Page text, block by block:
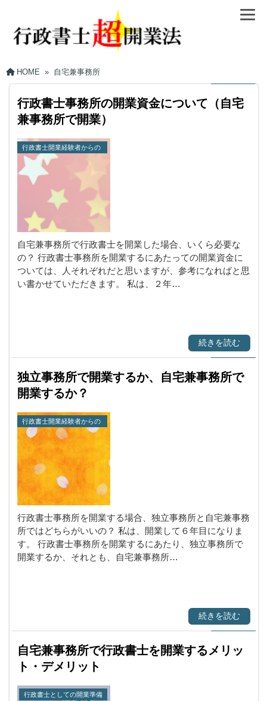
HOME » 自宅兼事務所
行政書士事務所の開業資金について（自宅
兼事務所で開業）
行政書士開業経験者からの
一言
自宅兼事務所で行政書士を開業した場合、いくら必要な
の？ 行政書士事務所を開業するにあたっての開業資金に
ついては、人それぞれだと思いますが、参考になればと思
い書かせていただきます。 私は、２年…
続きを読む
独立事務所で開業するか、自宅兼事務所で
開業するか？
行政書士開業経験者からの
一言
行政書士事務所を開業する場合、独立事務所と自宅兼事務
所ではどちらがいいの？ 私は、開業して６年目になりま
す。 行政書士事務所を開業するにあたり、独立事務所で
開業するか、それとも、自宅兼事務所…
続きを読む
自宅兼事務所で行政書士を開業するメリッ
ト・デメリット
行政書士としての開業準備